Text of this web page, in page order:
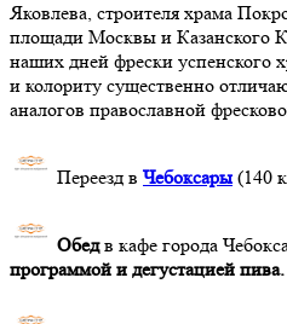
Яковлева, строителя храма
площади Москвы и Казанского
наших дней фрески успенского
и колориту существенно
аналогов православной
Переезд в Чебоксары (140
Обедв кафе города
программой и дегустацией пива.